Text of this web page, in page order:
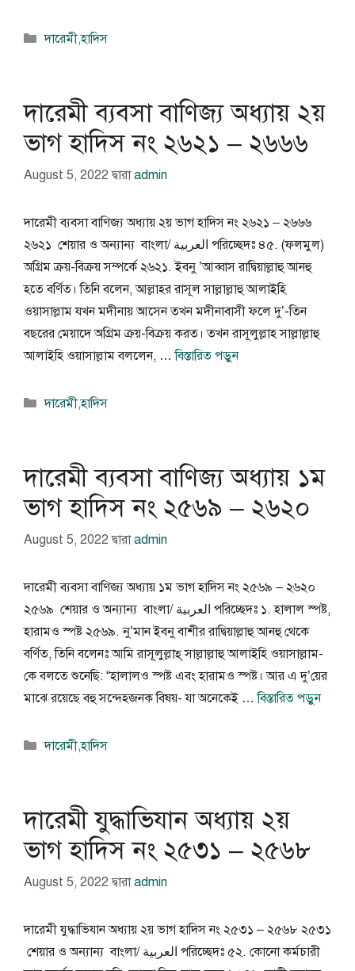
বিভাগ
দারেমী,হাদিস
দারেমী ব্যবসা বাণিজ্য অধ্যায় ২য়
ভাগ হাদিস নং ২৬২১ – ২৬৬৬
August 5, 2022 দ্বারাadmin
দারেমী ব্যবসা বাণিজ্য অধ্যায় ২য় ভাগ হাদিস নং ২৬২১ – ২৬৬৬
২৬২১ শেয়ার ও অন্যান্য বাংলা/ العربية পরিচ্ছেদঃ ৪৫. (ফলমুল)
অগ্রিম ক্রয়-বিক্রয় সম্পর্কে ২৬২১. ইবনু ’আব্বাস রাদ্বিয়াল্লাহু আনহু
হতে বর্ণিত। তিনি বলেন, আল্লাহর রাসূল সাল্লাল্লাহু আলাইহি
ওয়াসাল্লাম যখন মদীনায় আসেন তখন মদীনাবাসী ফলে দু’-তিন
বছরের মেয়াদে অগ্রিম ক্রয়-বিক্রয় করত। তখন রাসূলুল্লাহ সাল্লাল্লাহু
আলাইহি ওয়াসাল্লাম বললেন, …বিস্তারিত পড়ুন
বিভাগ
দারেমী,হাদিস
দারেমী ব্যবসা বাণিজ্য অধ্যায় ১ম
ভাগ হাদিস নং ২৫৬৯ – ২৬২০
August 5, 2022 দ্বারাadmin
দারেমী ব্যবসা বাণিজ্য অধ্যায় ১ম ভাগ হাদিস নং ২৫৬৯ – ২৬২০
২৫৬৯ শেয়ার ও অন্যান্য বাংলা/ العربية পরিচ্ছেদঃ ১. হালাল স্পষ্ট,
হারামও স্পষ্ট ২৫৬৯. নু’মান ইবনু বাশীর রাদ্বিয়াল্লাহু আনহু থেকে
বর্ণিত, তিনি বলেনঃ আমি রাসূলুল্লাহ্‌ সাল্লাল্লাহু আলাইহি ওয়াসাল্লাম-
কে বলতে শুনেছি: “হালালও স্পষ্ট এবং হারামও স্পষ্ট। আর এ দু’য়ের
মাঝে রয়েছে বহু সন্দেহজনক বিষয়- যা অনেকেই …বিস্তারিত পড়ুন
বিভাগ
দারেমী,হাদিস
দারেমী যুদ্ধাভিযান অধ্যায় ২য়
ভাগ হাদিস নং ২৫৩১ – ২৫৬৮
August 5, 2022 দ্বারাadmin
দারেমী যুদ্ধাভিযান অধ্যায় ২য় ভাগ হাদিস নং ২৫৩১ – ২৫৬৮ ২৫৩১
শেয়ার ও অন্যান্য বাংলা/ العربية পরিচ্ছেদঃ ৫২. কোনো কর্মচারী